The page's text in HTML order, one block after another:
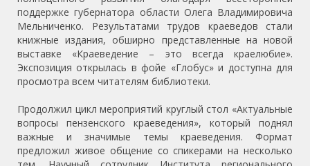
поддержке губернатора области Олега Владимировича
Мельниченко. Результатами трудов краеведов стали
книжные издания, обширно представленные на новой
выставке «Краеведение – это всегда краелюбие».
Экспозиция открылась в фойе «Глобус» и доступна для
просмотра всем читателям библиотеки.
Продолжил цикл мероприятий круглый стол «Актуальные
вопросы пензенского краеведения», который поднял
важные и значимые темы краеведения. Формат
предложил живое общение со спикерами на несколько